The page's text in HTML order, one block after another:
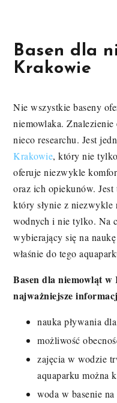
Basen dla
Krakowie
Nie wszystkie baseny
niemowlaka.
nieco researchu. Jest
Krakowie, który nie
oferuje niezwykle
oraz ich opiekunów.
który słynie z
wodnych i nie tylko. Na
wybierający się na
właśnie do tego
Basen dla niemowląt
najważniejsze
nauka pływania
możliwość
zajęcia w wodzie
aquaparku można
woda w basenie